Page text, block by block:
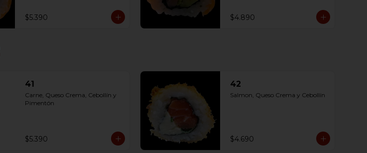
$5.390 $4.890
41
Carne, Queso Crema, Cebollín y
Pimentón
$5.390
42
Salmon, Queso Crema y Cebollín
$4.690